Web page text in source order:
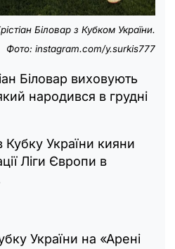
Біловар з Кубком України.
Фото: instagram.com/y.surkis777
Біловар виховують
народився в грудні
Кубку України кияни
Ліги Європи в
України на «Арені